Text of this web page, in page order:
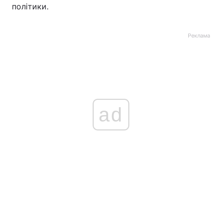
політики.
Реклама
ad